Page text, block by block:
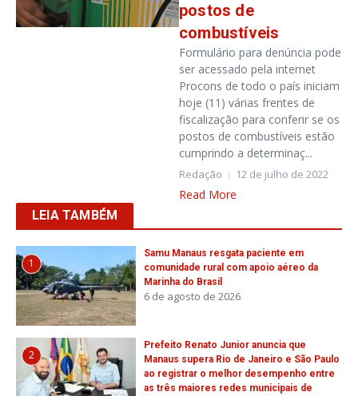
postos de
combustíveis
Formulário para denúncia pode
ser acessado pela internet
Procons de todo o país iniciam
hoje (11) várias frentes de
fiscalização para conferir se os
postos de combustíveis estão
cumprindo a determinaç...
Redação 12 de julho de 2022
Read More
LEIA TAMBÉM
1
Samu Manaus resgata paciente em
comunidade rural com apoio aéreo da
Marinha do Brasil
6 de agosto de 2026
2
Prefeito Renato Junior anuncia que
Manaus supera Rio de Janeiro e São Paulo
ao registrar o melhor desempenho entre
as três maiores redes municipais de